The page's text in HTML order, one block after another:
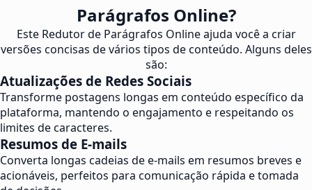
Parágrafos Online?
Este Redutor de Parágrafos Online ajuda você a criar
versões concisas de vários tipos de conteúdo. Alguns deles
são:
Atualizações de Redes Sociais
Transforme postagens longas em conteúdo específico da
plataforma, mantendo o engajamento e respeitando os
limites de caracteres.
Resumos de E-mails
Converta longas cadeias de e-mails em resumos breves e
acionáveis, perfeitos para comunicação rápida e tomada